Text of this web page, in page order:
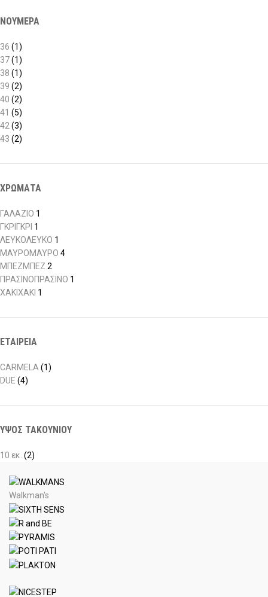
ΝΟΥΜΕΡΑ
36 (1)
37(1)
38 (1)
39 (2)
40 (2)
41 (5)
42 (3)
43 (2)
ΧΡΩΜΑΤΑ
ΓΑΛΑΖΙΟ 1
ΓΚΡΙ ΓΚΡΙ 1
ΛΕΥΚΟΛΕΥΚΟ 1
ΜΑΥΡΟΜΑΥΡΟ 4
ΜΠΕΖΜΠΕΖ 2
ΠΡΑΣΙΝΟΠΡΑΣΙΝΟ 1
ΧΑΚΙΧΑΚΙ 1
ΕΤΑΙΡΕΙΑ
CARMELA (1)
DUE (4)
ΥΨΟΣ ΤΑΚΟΥΝΙΟΥ
10 εκ. (2)
Walkman's